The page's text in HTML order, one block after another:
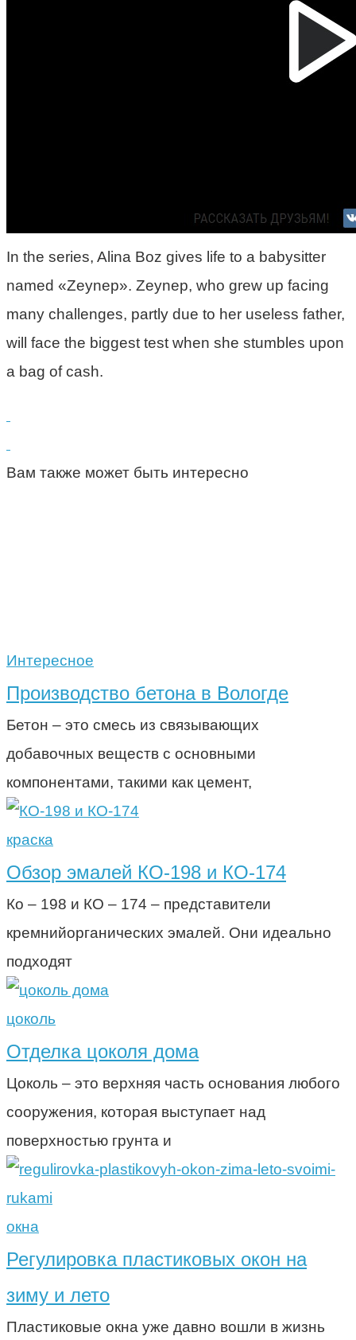
In the series, Alina Boz gives life to a babysitter
named «Zeynep». Zeynep, who grew up facing
many challenges, partly due to her useless father,
will face the biggest test when she stumbles upon
a bag of cash.
Вам также может быть интересно
Интересное
Производство бетона в Вологде
Бетон – это смесь из связывающих
добавочных веществ с основными
компонентами, такими как цемент,
краска
Обзор эмалей КО-198 и КО-174
Ко – 198 и КО – 174 – представители
кремнийорганических эмалей. Они идеально
подходят
цоколь
Отделка цоколя дома
Цоколь – это верхняя часть основания любого
сооружения, которая выступает над
поверхностью грунта и
окна
Регулировка пластиковых окон на
зиму и лето
Пластиковые окна уже давно вошли в жизнь